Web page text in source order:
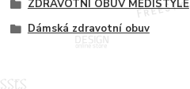
ZDRAVOTNÍ OBUV MEDISTYLE
Dámská zdravotní obuv